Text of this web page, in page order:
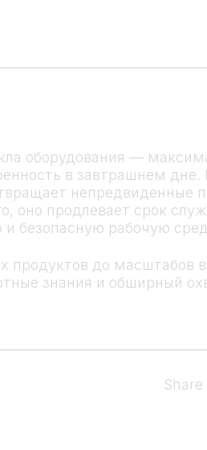
оборудования —
в завтрашнем
непредвиденные
оно продлевает срок
безопасную рабочую
продуктов до масштабов
знания и обширный